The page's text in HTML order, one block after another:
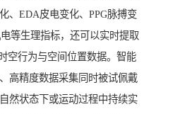
、EDA皮电变化、PPG脉搏变
等生理指标，还可以实时提取
空行为与空间位置数据。智能
高精度数据采集同时被试佩戴
然状态下或运动过程中持续实